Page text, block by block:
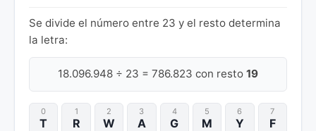
Se divide el número entre 23 y el resto determina
la letra:
18.096.948 ÷ 23 = 786.823 con resto 19
0
T
1
R
2
W
3
A
4
G
5
M
6
Y
7
F